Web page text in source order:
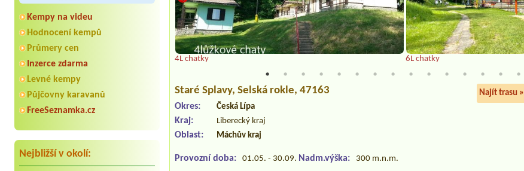
Kempy na videu
Hodnocení kempů
Průmery cen
Inzerce zdarma
Levné kempy
Půjčovny karavanů
FreeSeznamka.cz
Nejbližší v okolí:
4L chatky 6L chatky
Staré Splavy, Selská rokle, 47163 Najít trasu »
Okres: Česká Lípa
Kraj: Liberecký kraj
Oblast: Máchův kraj
Provozní doba: 01.05. - 30.09. Nadm.výška: 300 m.n.m.